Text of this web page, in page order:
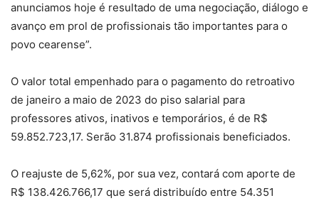
anunciamos hoje é resultado de uma negociação, diálogo e
avanço em prol de profissionais tão importantes para o
povo cearense”.
O valor total empenhado para o pagamento do retroativo
de janeiro a maio de 2023 do piso salarial para
professores ativos, inativos e temporários, é de R$
59.852.723,17. Serão 31.874 profissionais beneficiados.
O reajuste de 5,62%, por sua vez, contará com aporte de
R$ 138.426.766,17 que será distribuído entre 54.351